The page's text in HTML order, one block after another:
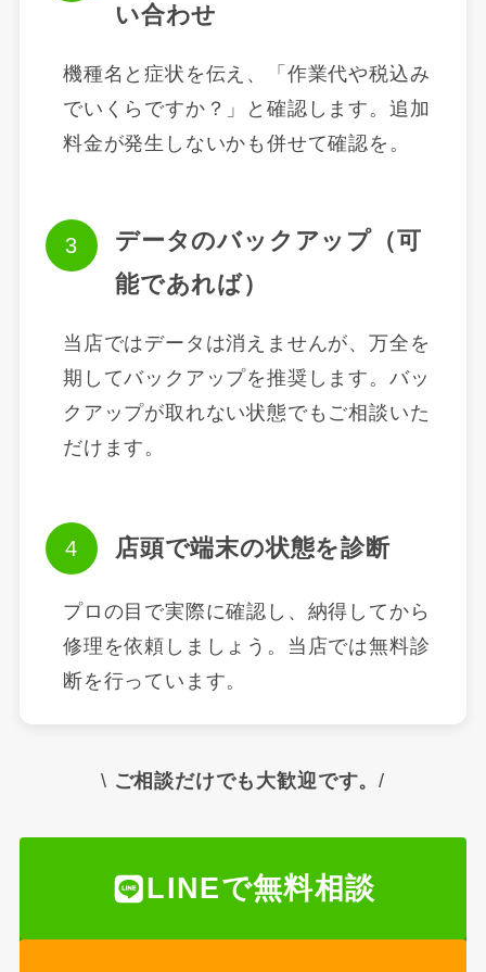
い合わせ
機種名と症状を伝え、「作業代や税込み
でいくらですか？」と確認します。追加
料金が発生しないかも併せて確認を。
データのバックアップ（可
能であれば）
当店ではデータは消えませんが、万全を
期してバックアップを推奨します。バッ
クアップが取れない状態でもご相談いた
だけます。
店頭で端末の状態を診断
プロの目で実際に確認し、納得してから
修理を依頼しましょう。当店では無料診
断を行っています。
\ ご相談だけでも大歓迎です。/
LINEで無料相談